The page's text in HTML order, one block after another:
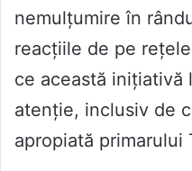
nemulțumire în
reacțiile de pe
ce această inițiativă
atenție, inclusiv de
apropiată primarului